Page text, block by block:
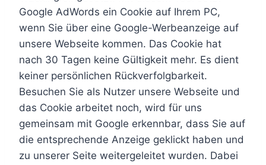
Google AdWords ein Cookie auf Ihrem PC,
wenn Sie über eine Google-Werbeanzeige auf
unsere Webseite kommen. Das Cookie hat
nach 30 Tagen keine Gültigkeit mehr. Es dient
keiner persönlichen Rückverfolgbarkeit.
Besuchen Sie als Nutzer unsere Webseite und
das Cookie arbeitet noch, wird für uns
gemeinsam mit Google erkennbar, dass Sie auf
die entsprechende Anzeige geklickt haben und
zu unserer Seite weitergeleitet wurden. Dabei